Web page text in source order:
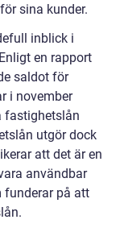
sina kunder.
inblick i
en rapport
saldot för
i november
fastighetslån
utgör dock
att det är en
användbar
funderar på att